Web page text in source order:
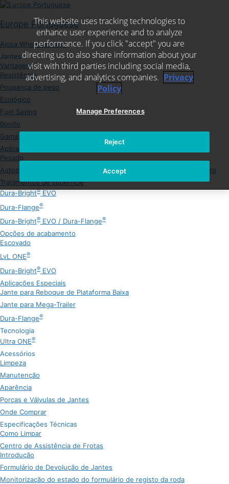
Skip
content
Europe Portuguese
Alcoa Wheels Europa
Jantes
Vantagens
Resistência
Poupança de peso
Ecológico
Fuel Saving
Bonito
Gama de Jantes
Aplicações
Pesado
Autocarro urbano, de médio e longo curso intercidades e autocarro
Tratamentos de superfície
Dura-Bright®EVO
Dura-Flange®
Dura-Bright® EVO / Dura-Flange®
Opções de acabamento
Escovado
LvL ONE®
Dura-Bright® EVO
Aplicações Especiais
Jante para Reboque de Plataforma Baixa
Jante para Mega-Trailer
Dura-Flange®
Tecnologia
Ultra ONE®
Acessórios
Limpeza
Manutenção
Aparência
Porcas e Válvulas de Jantes
Onde Comprar
Especificações Técnicas
Como Limpar
Centro de Assistência de Frotas
Introdução
Formulário de Devolução de Jantes
Monitorização do estado do formulário de registo da roda
This website uses tracking technologies to
enhance user experience and to analyze
performance. If you click "accept" you are
directing us to also share information about your
visit with third parties including social media,
advertising, and analytics companies. Privacy
Policy
Manage Preferences
Reject
Accept